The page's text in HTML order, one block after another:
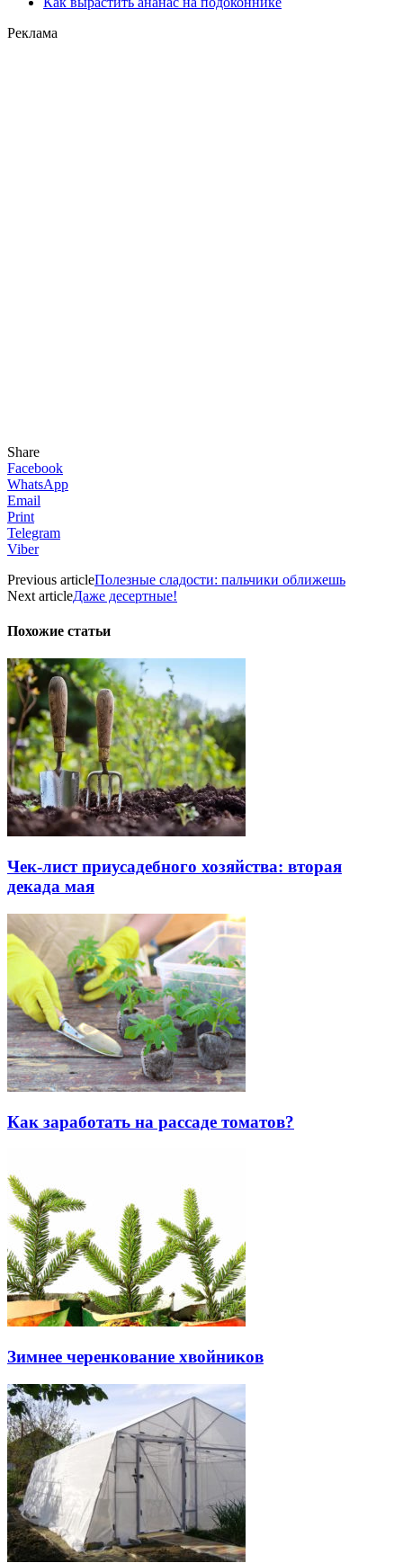
Реклама
Share
Facebook
WhatsApp
Email
Print
Telegram
Viber
Previous articleПолезные сладости: пальчики оближешь
Next articleДаже десертные!
Похожие статьи
Чек-лист приусадебного хозяйства: вторая
декада мая
Как заработать на рассаде томатов?
Зимнее черенкование хвойников